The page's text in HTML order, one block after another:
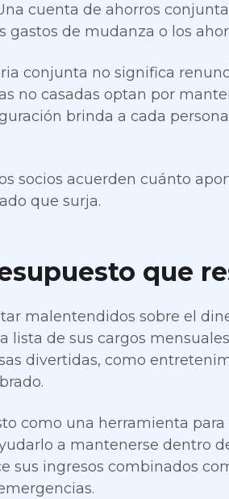
cuenta de ahorros
gastos de mudanza o los
conjunta no significa
no casadas optan por
brinda a cada
socios acuerden cuánto
que surja.
que
malentendidos sobre el
lista de sus cargos
divertidas, como
como una herramienta
a mantenerse dentro
sus ingresos combinados